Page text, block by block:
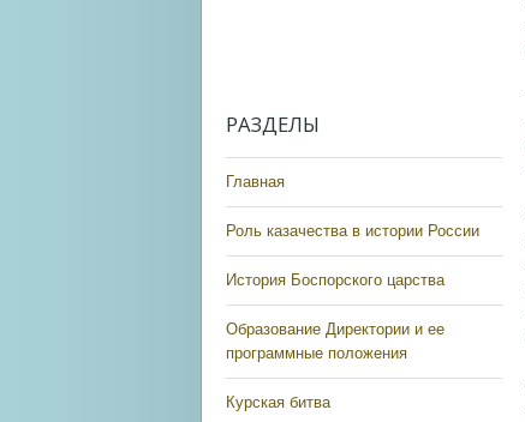
РАЗДЕЛЫ
Главная
Роль казачества в истории России
История Боспорского царства
Образование Директории и ее
программные положения
Курская битва